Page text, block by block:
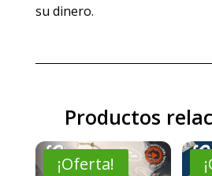
su dinero.
Productos
¡Oferta!